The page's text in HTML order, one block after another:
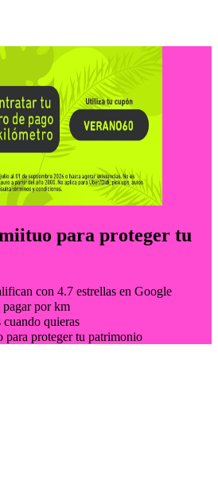
00 ó
para proteger tu
con 4.7 estrellas en Google
por km
cuando quieras
proteger tu patrimonio